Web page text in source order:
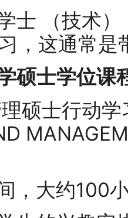
（技术）
，这通常是
士学位课
士行动学
大约100小